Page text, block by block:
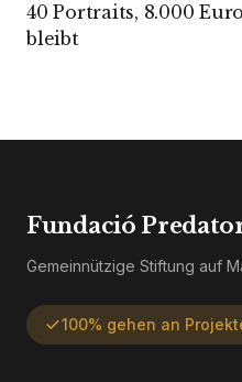
40 Portraits, 8.000
bleibt
Fundació
Gemeinnützige Stiftung auf
100% gehen an